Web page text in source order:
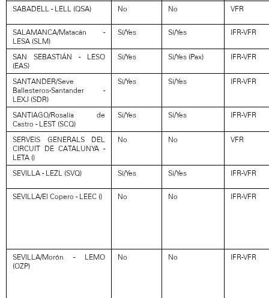
SABADELL - LELL (QSA) No No VFR
SALAMANCA/Matacán -
LESA (SLM)
Sí/Yes Sí/Yes IFR-VFR
SAN SEBASTIÁN - LESO
(EAS)
Sí/Yes Sí/Yes (Pax) IFR-VFR
SANTANDER/Seve
Ballesteros-Santander -
LEXJ (SDR)
Sí/Yes Sí/Yes IFR-VFR
SANTIAGO/Rosalía de
Castro - LEST (SCQ)
Sí/Yes Sí/Yes IFR-VFR
SERVEIS GENERALS DEL
CIRCUIT DE CATALUNYA -
LETA ()
No No VFR
SEVILLA - LEZL (SVQ) Sí/Yes Sí/Yes IFR-VFR
SEVILLA/El Copero - LEEC () No No IFR-VFR
SEVILLA/Morón - LEMO
(OZP)
No No IFR-VFR